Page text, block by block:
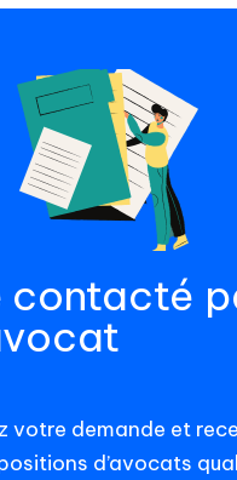
contacté
votre demande et
d’avocats